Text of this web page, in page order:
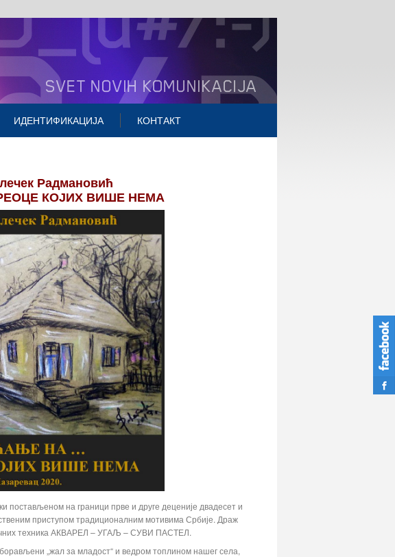
ИДЕНТИФИКАЦИЈА КОНТАКТ
Радмановић
КОЈИХ ВИШЕ НЕМА
постављеном на граници прве и друге деценије двадесет и
приступом традиционалним мотивима Србије. Драж
техника АКВАРЕЛ – УГАЉ – СУВИ ПАСТЕЛ.
„жал за младост“ и ведром топлином нашег села,